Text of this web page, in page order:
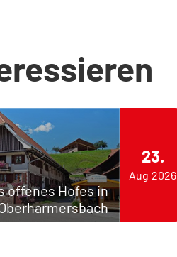
offenes Hofes in
23.
Aug 2026